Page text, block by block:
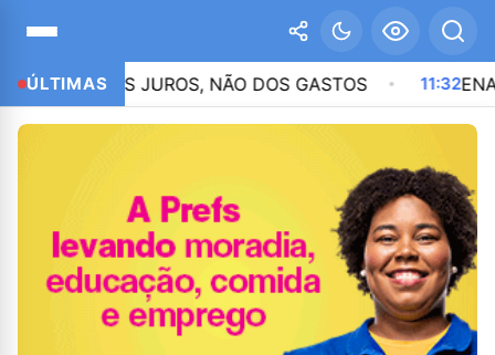
ÚLTIMAS
JUROS, NÃO DOS GASTOS 11:32ENADE: PRAZO